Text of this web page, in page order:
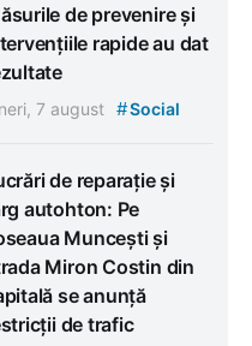
de prevenire și
rapide au dat
7 august #Social
de reparație și
autohton: Pe
Muncești și
Miron Costin din
se anunță
de trafic